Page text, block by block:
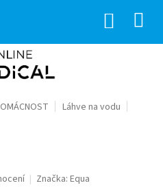
Láhve na vodu
Značka: Equa